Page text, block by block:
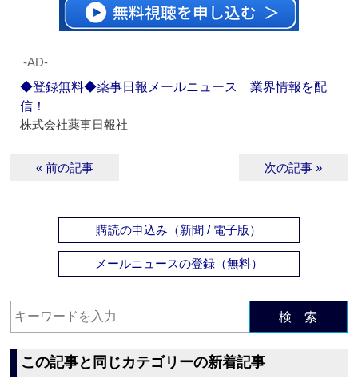
‐AD‐
◆登録無料◆薬事日報メールニュース 業界情報を配
信！
株式会社薬事日報社
« 前の記事 次の記事 »
購読の申込み（新聞 / 電子版）
メールニュースの登録（無料）
検 索
この記事と同じカテゴリーの新着記事